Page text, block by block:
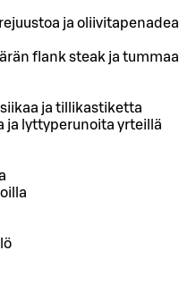
ja oliivitapenadea
flank steak ja tummaa
ja tillikastiketta
ja lyttyperunoita yrteillä